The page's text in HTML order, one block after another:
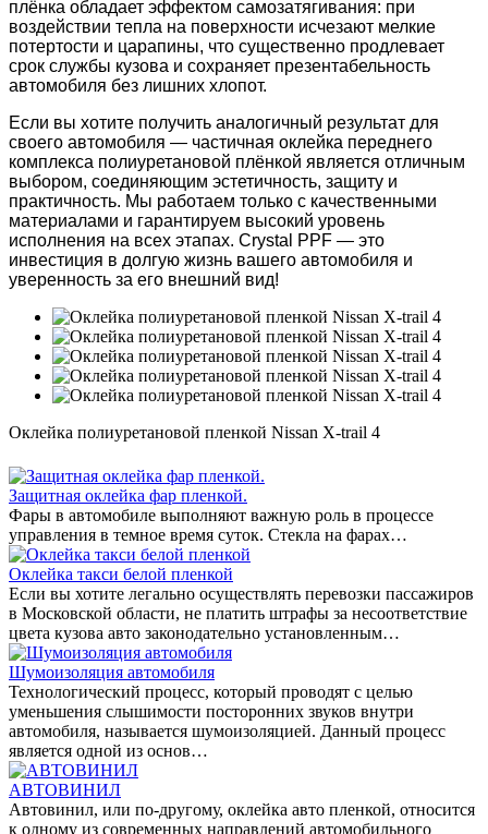
плёнка обладает эффектом самозатягивания: при
воздействии тепла на поверхности исчезают мелкие
потертости и царапины, что существенно продлевает
срок службы кузова и сохраняет презентабельность
автомобиля без лишних хлопот.
Если вы хотите получить аналогичный результат для
своего автомобиля — частичная оклейка переднего
комплекса полиуретановой плёнкой является отличным
выбором, соединяющим эстетичность, защиту и
практичность. Мы работаем только с качественными
материалами и гарантируем высокий уровень
исполнения на всех этапах. Crystal PPF — это
инвестиция в долгую жизнь вашего автомобиля и
уверенность за его внешний вид!
Оклейка полиуретановой пленкой Nissan X-trail 4
Защитная оклейка фар пленкой.
Фары в автомобиле выполняют важную роль в процессе
управления в темное время суток. Стекла на фарах…
Оклейка такси белой пленкой
Если вы хотите легально осуществлять перевозки пассажиров
в Московской области, не платить штрафы за несоответствие
цвета кузова авто законодательно установленным…
Шумоизоляция автомобиля
Технологический процесс, который проводят с целью
уменьшения слышимости посторонних звуков внутри
автомобиля, называется шумоизоляцией. Данный процесс
является одной из основ…
АВТОВИНИЛ
Автовинил, или по-другому, оклейка авто пленкой, относится
к одному из современных направлений автомобильного